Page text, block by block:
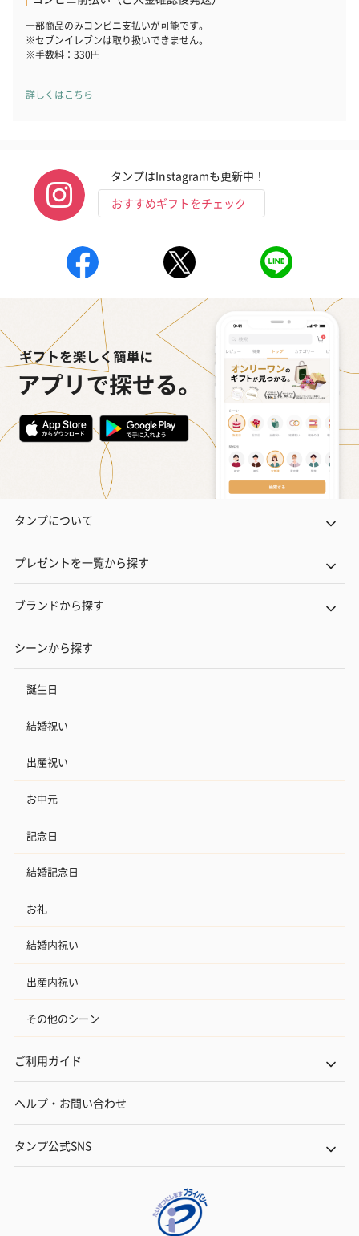
（2,580円）
（2,580円）
ぬいぐるみ
フラワーテディベア
テディベア（バニラ）
（1,760円）
テディベア（
ル）（1,760円
紅茶・コーヒー・スイーツ
紅茶・コーヒー・スイーツを同梱してお届けいたします。ギフト
への＋αにおすすめです。
アールグレイ（HAPPY
BIRTHDAY TO YOU）
（660円）
アールグレイティー
フルーツティ
スイーツ
スイーツを同梱してお届けいたします。ギフトへの＋αにおすすめ
です。
ゼリーバウム カット
円）
スキンケアグッズ
スキンケアグッズを同梱してお届けします。
シャワージェル＆ハン
ドクリーム（ピンクグ
レープフルーツ）
一部商品のみコンビニ支払いが可能です。
※セブンイレブンは取り扱いできません。
※手数料：330円
詳しくはこちら
タンプはInstagramも更新中！
おすすめギフトをチェック
タンプについて
プレゼントを一覧から探す
ブランドから探す
シーンから探す
誕生日
結婚祝い
出産祝い
お中元
記念日
結婚記念日
お礼
結婚内祝い
出産内祝い
その他のシーン
ご利用ガイド
ヘルプ・お問い合わせ
タンプ公式SNS